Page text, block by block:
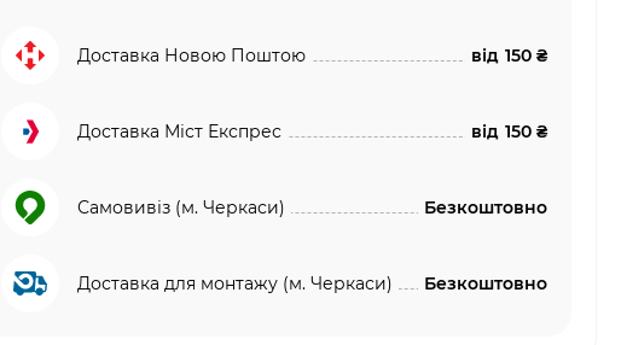
Доставка Новою Поштою від 150 ₴
Доставка Міст Експрес від 150 ₴
Самовивіз (м. Черкаси) Безкоштовно
Доставка для монтажу (м. Черкаси) Безкоштовно